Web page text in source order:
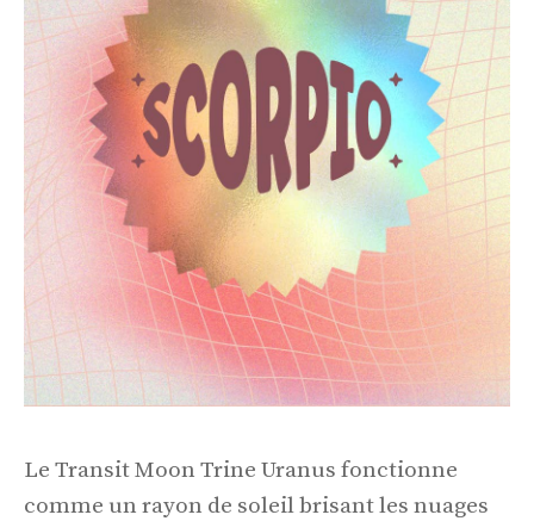
Le Transit Moon Trine Uranus fonctionne
comme un rayon de soleil brisant les nuages ​​